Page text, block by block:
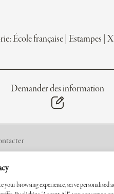
your browsing experience, serve personalised
École française Estampes |
Demander des information